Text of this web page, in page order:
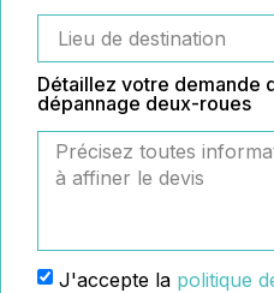
Détaillez votre demande
dépannage deux-roues
J'accepte la politique